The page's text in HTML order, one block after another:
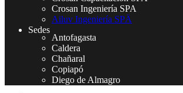
Crosan Ingeniería SPA
Ailuv Ingeniería SPÄ
Sedes
Antofagasta
Caldera
Chañaral
Copiapó
Diego de Almagro